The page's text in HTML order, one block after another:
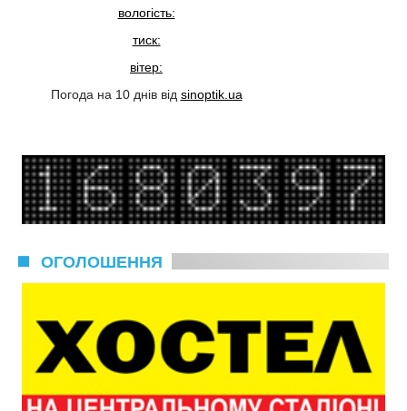
вологість:
тиск:
вітер:
Погода на 10 днів від sinoptik.ua
ОГОЛОШЕННЯ